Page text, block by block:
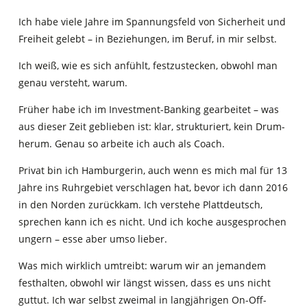
Ich habe vie­le Jah­re im Span­nungs­feld von Sicher­heit und
Frei­heit gelebt – in Bezie­hun­gen, im Beruf, in mir selbst.
Ich weiß, wie es sich anfühlt, fest­zu­ste­cken, obwohl man
genau ver­steht, warum.
Frü­her habe ich im Invest­ment-Ban­king gear­bei­tet – was
aus die­ser Zeit geblie­ben ist: klar, struk­tu­riert, kein Drum­
her­um. Genau so arbei­te ich auch als Coach.
Pri­vat bin ich Ham­bur­ge­rin, auch wenn es mich mal für 13
Jah­re ins Ruhr­ge­biet ver­schla­gen hat, bevor ich dann 2016
in den Nor­den zurück­kam. Ich ver­ste­he Platt­deutsch,
spre­chen kann ich es nicht. Und ich koche aus­ge­spro­chen
ungern – esse aber umso lieber.
Was mich wirk­lich umtreibt: war­um wir an jeman­dem
fest­hal­ten, obwohl wir längst wis­sen, dass es uns nicht
gut­tut. Ich war selbst zwei­mal in lang­jäh­ri­gen On-Off-